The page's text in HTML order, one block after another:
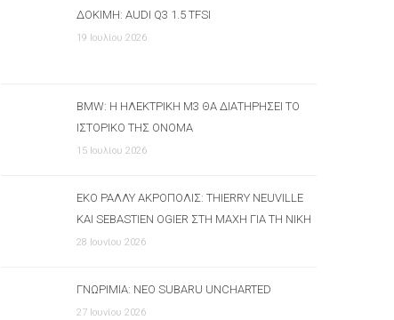
ΔΟΚΙΜΉ: AUDI Q3 1.5 TFSI
19 Ιουλίου 2026
BMW: Η ΗΛΕΚΤΡΙΚΉ M3 ΘΑ ΔΙΑΤΗΡΉΣΕΙ ΤΟ
ΙΣΤΟΡΙΚΌ ΤΗΣ ΌΝΟΜΑ
15 Ιουλίου 2026
ΕΚΟ ΡΆΛΛΥ ΑΚΡΌΠΟΛΙΣ: THIERRY NEUVILLE
ΚΑΙ SEBASTIEN OGIER ΣΤΗ ΜΆΧΗ ΓΙΑ ΤΗ ΝΊΚΗ
28 Ιουνίου 2026
ΓΝΩΡΙΜΊΑ: ΝΈΟ SUBARU UNCHARTED
27 Ιουνίου 2026